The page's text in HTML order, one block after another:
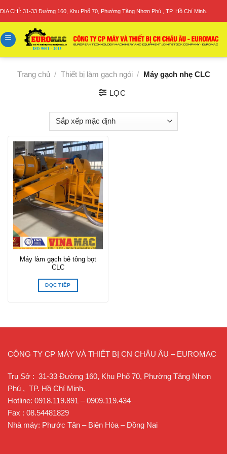
ĐỊA CHỈ: 31-33 Đường 160, Khu Phố 70, Phường Tăng Nhơn Phú , TP. Hồ Chí Minh.
Trang chủ / Thiết bị làm gạch ngói / Máy gạch nhẹ CLC
LỌC
Máy làm gạch bê tông bọt
CLC
ĐỌC TIẾP
CÔNG TY CP MÁY VÀ THIẾT BỊ CN CHÂU ÂU – EUROMAC
Trụ Sở : 31-33 Đường 160, Khu Phố 70, Phường Tăng Nhơn
Phú , TP. Hồ Chí Minh.
Hotline: 0918.119.891 – 0909.119.434
Fax : 08.54481829
Nhà máy: Phước Tân – Biên Hòa – Đồng Nai